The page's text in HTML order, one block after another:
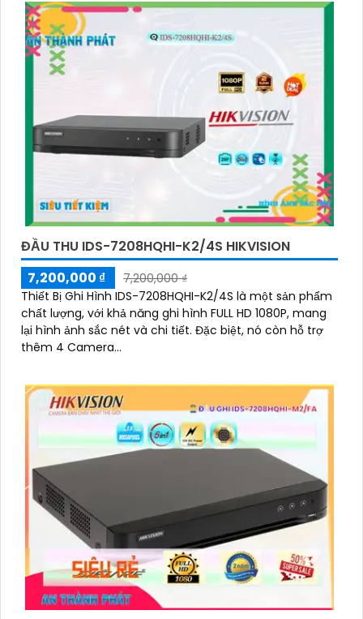
ĐẦU THU IDS-7208HQHI-K2/4S HIKVISION
7,200,000 ₫
7,200,000 ₫
Thiết Bị Ghi Hình IDS-7208HQHI-K2/4S là một sản phẩm
chất lượng, với khả năng ghi hình FULL HD 1080P, mang
lại hình ảnh sắc nét và chi tiết. Đặc biệt, nó còn hỗ trợ
thêm 4 Camera...